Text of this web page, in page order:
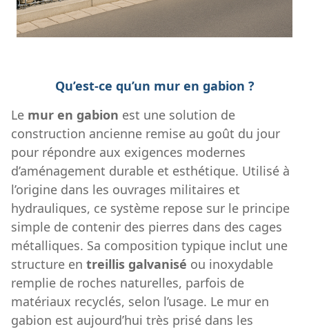
Qu’est-ce qu’un mur en gabion ?
Le mur en gabion est une solution de
construction ancienne remise au goût du jour
pour répondre aux exigences modernes
d’aménagement durable et esthétique. Utilisé à
l’origine dans les ouvrages militaires et
hydrauliques, ce système repose sur le principe
simple de contenir des pierres dans des cages
métalliques. Sa composition typique inclut une
structure en treillis galvanisé ou inoxydable
remplie de roches naturelles, parfois de
matériaux recyclés, selon l’usage. Le mur en
gabion est aujourd’hui très prisé dans les